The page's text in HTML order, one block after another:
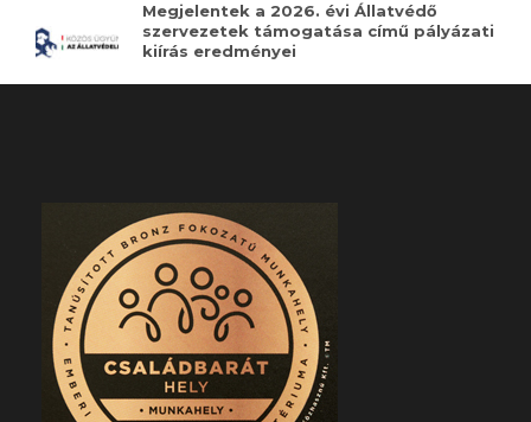
Megjelentek a 2026. évi Állatvédő
szervezetek támogatása című pályázati
kiírás eredményei